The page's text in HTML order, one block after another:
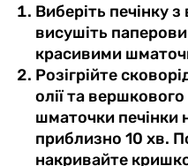
Виберіть печінку
висушіть
красивими
Розігрійте
олії та
шматочки печінки
приблизно 10 хв.
накривайте